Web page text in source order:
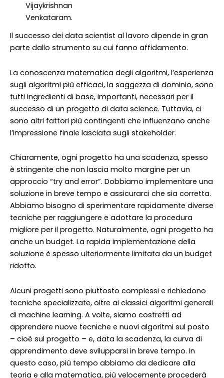
Vijaykrishnan
Venkataram.
Il successo dei data scientist al lavoro dipende in gran
parte dallo strumento su cui fanno affidamento.
La conoscenza matematica degli algoritmi, l’esperienza
sugli algoritmi più efficaci, la saggezza di dominio, sono
tutti ingredienti di base, importanti, necessari per il
successo di un progetto di data science. Tuttavia, ci
sono altri fattori più contingenti che influenzano anche
l’impressione finale lasciata sugli stakeholder.
Chiaramente, ogni progetto ha una scadenza, spesso
è stringente che non lascia molto margine per un
approccio “try and error”. Dobbiamo implementare una
soluzione in breve tempo e assicurarci che sia corretta.
Abbiamo bisogno di sperimentare rapidamente diverse
tecniche per raggiungere e adottare la procedura
migliore per il progetto. Naturalmente, ogni progetto ha
anche un budget. La rapida implementazione della
soluzione è spesso ulteriormente limitata da un budget
ridotto.
Alcuni progetti sono piuttosto complessi e richiedono
tecniche specializzate, oltre ai classici algoritmi generali
di machine learning. A volte, siamo costretti ad
apprendere nuove tecniche e nuovi algoritmi sul posto
– cioè sul progetto – e, data la scadenza, la curva di
apprendimento deve svilupparsi in breve tempo. In
questo caso, più tempo abbiamo da dedicare alla
teoria e alla matematica, più velocemente procederà